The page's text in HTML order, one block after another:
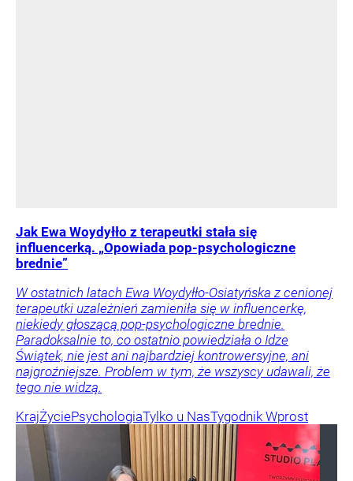
Jak Ewa Woydyłło z terapeutki stała się
influencerką. „Opowiada pop-psychologiczne
brednie”
W ostatnich latach Ewa Woydyłło-Osiatyńska z cenionej
terapeutki uzależnień zamieniła się w influencerkę,
niekiedy głoszącą pop-psychologiczne brednie.
Paradoksalnie to, co ostatnio powiedziała o Idze
Świątek, nie jest ani najbardziej kontrowersyjne, ani
najgroźniejsze. Problem w tym, że wszyscy udawali, że
tego nie widzą.
KrajŻyciePsychologiaTylko u NasTygodnik Wprost